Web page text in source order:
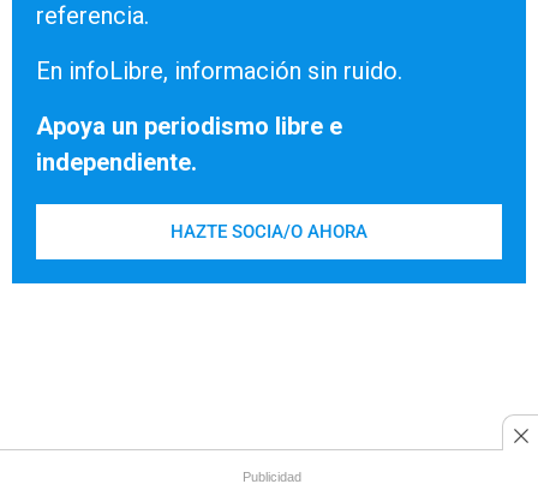
referencia.
En infoLibre, información sin ruido.
Apoya un periodismo libre e
independiente.
HAZTE SOCIA/O AHORA
Publicidad